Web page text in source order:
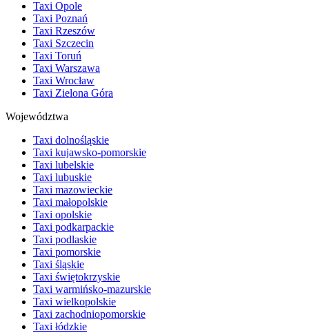
Taxi Opole
Taxi Poznań
Taxi Rzeszów
Taxi Szczecin
Taxi Toruń
Taxi Warszawa
Taxi Wrocław
Taxi Zielona Góra
Województwa
Taxi dolnośląskie
Taxi kujawsko-pomorskie
Taxi lubelskie
Taxi lubuskie
Taxi mazowieckie
Taxi małopolskie
Taxi opolskie
Taxi podkarpackie
Taxi podlaskie
Taxi pomorskie
Taxi śląskie
Taxi świętokrzyskie
Taxi warmińsko-mazurskie
Taxi wielkopolskie
Taxi zachodniopomorskie
Taxi łódzkie